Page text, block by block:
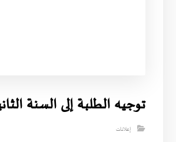
توجيه الطلبة إلى السنة
إعلانات